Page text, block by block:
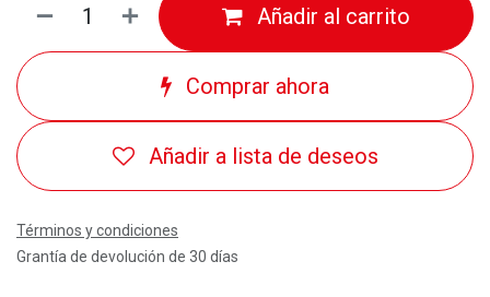
Añadir al carrito
Comprar ahora
Añadir a lista de deseos
Términos y condiciones
Grantía de devolución de 30 días